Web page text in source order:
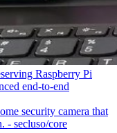
Raspberry Pi
end-to-end
security camera that
- secluso/core